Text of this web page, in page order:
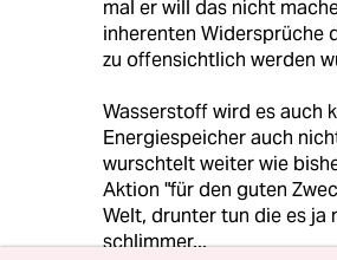
mal er will das nicht
inherenten Widersprüche
zu offensichtlich werden
Wasserstoff wird es auch
Energiespeicher auch
wurschtelt weiter wie
Aktion "für den guten
Welt, drunter tun die es ja
schlimmer...